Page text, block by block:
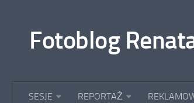
Fotoblog
SESJE REPORTAŻ